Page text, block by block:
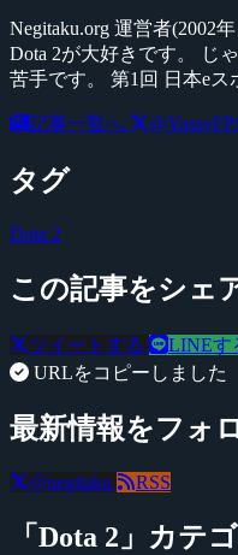
Negitaku.org 運営者(2002
Dota 2が大好きです。 じ
苦手です。 第1回 日本e
記事一覧へ
タグ
Dota 2
この記事をシェ
ツイートする LINEす
URLをコピーしました
最新情報をフォ
@negitaku RSS
「Dota 2」カテ